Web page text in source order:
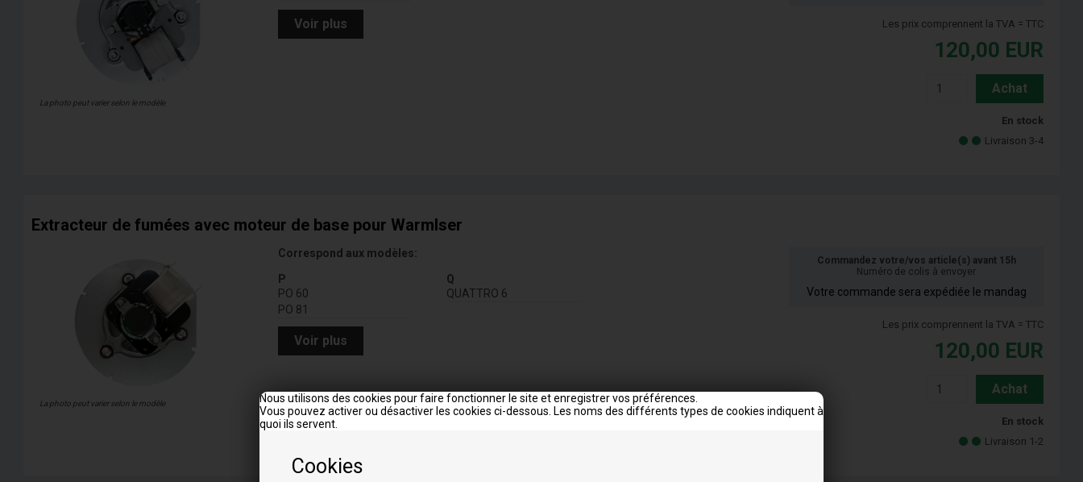
Cookies
Nous utilisons des cookies pour faire fonctionner le site et enregistrer vos préférences.
Vous pouvez activer ou désactiver les cookies ci-dessous. Les noms des différents types de cookies indiquent à
quoi ils servent.
La photo peut varier selon le modèle
Voir plus Les prix comprennent la TVA = TTC
120,00 EUR
Achat
En stock
Livraison 3-4
Extracteur de fumées avec moteur de base pour Warmlser
La photo peut varier selon le modèle
Correspond aux modèles:
P
PO 60
PO 81
Q
QUATTRO 6
Voir plus
Commandez votre/vos article(s) avant 15h
Numéro de colis à envoyer
Votre commande sera expédiée le mandag
Les prix comprennent la TVA = TTC
120,00 EUR
Achat
En stock
Livraison 1-2